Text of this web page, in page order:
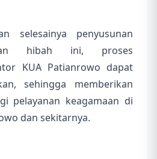
selesainya penyusunan
hibah ini, proses
KUA Patianrowo dapat
sehingga memberikan
pelayanan keagamaan di
dan sekitarnya.